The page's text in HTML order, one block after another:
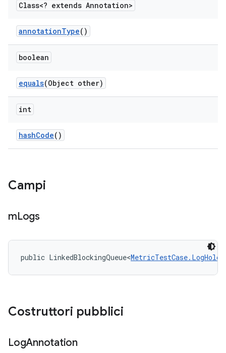
Class<? extends Annotation>
annotationType()
boolean
equals(Object other)
int
hashCode()
Campi
mLogs
public LinkedBlockingQueue<
Costruttori pubblici
LogAnnotation